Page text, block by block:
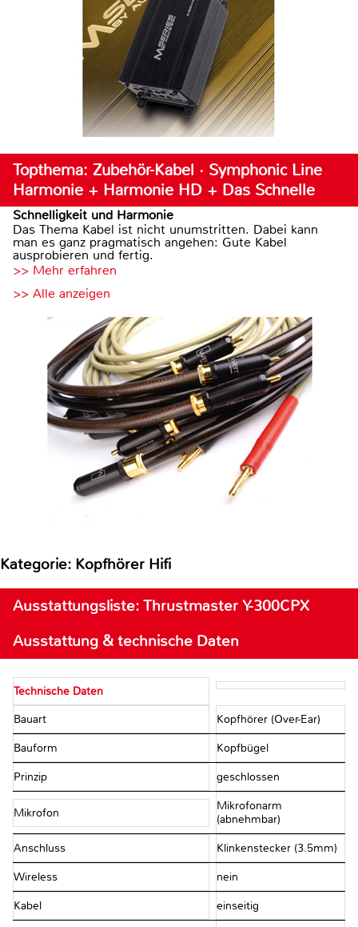
Topthema: Zubehör-Kabel · Symphonic Line
Harmonie + Harmonie HD + Das Schnelle
Schnelligkeit und Harmonie
Das Thema Kabel ist nicht unumstritten. Dabei kann
man es ganz pragmatisch angehen: Gute Kabel
ausprobieren und fertig.
>> Mehr erfahren
>> Alle anzeigen
Kategorie: Kopfhörer Hifi
Ausstattungsliste: Thrustmaster Y-300CPX
Ausstattung & technische Daten
Technische Daten
Bauart Kopfhörer (Over-Ear)
Bauform Kopfbügel
Prinzip geschlossen
Mikrofon
Mikrofonarm
(abnehmbar)
Anschluss Klinkenstecker (3.5mm)
Wireless nein
Kabel einseitig